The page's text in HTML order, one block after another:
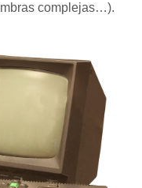
complejas…).